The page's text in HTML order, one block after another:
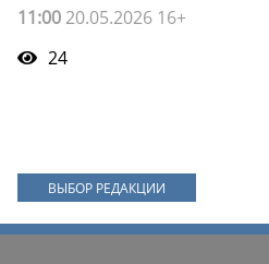
11:00 20.05.2026 16+
24
ВЫБОР РЕДАКЦИИ